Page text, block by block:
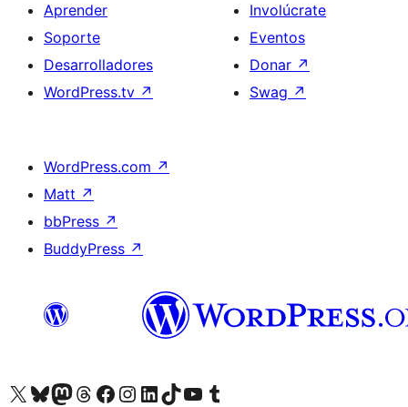
Aprender
Soporte
Desarrolladores
WordPress.tv ↗
Involúcrate
Eventos
Donar ↗
Swag ↗
WordPress.com ↗
Matt ↗
bbPress ↗
BuddyPress ↗
Visita nuestra cuenta de X (anteriormente Twitter)
Visit our Bluesky account
Visit our Mastodon account
Visit our Threads account
Visita nuestra página de Facebook
Visita nuestra cuenta de Instagram
Visita nuestra cuenta de LinkedIn
Visit our TikTok account
Visita nuestro canal de YouTube
Visit our Tumblr account